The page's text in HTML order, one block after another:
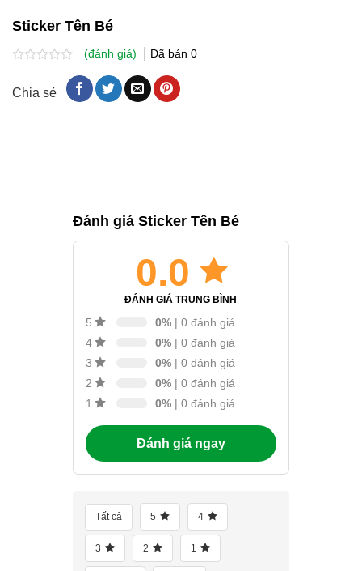
Sticker Tên Bé
xếp
hạng
(đánh giá) Đã bán 0
Chia sẻ
Đánh giá Sticker Tên Bé
0.0
ĐÁNH GIÁ TRUNG BÌNH
5 0% | 0 đánh giá
4
0% | 0 đánh giá
3
0% | 0 đánh giá
2
0% | 0 đánh giá
1
0% | 0 đánh giá
Đánh giá ngay
Tất cả 5 4
3 2 1